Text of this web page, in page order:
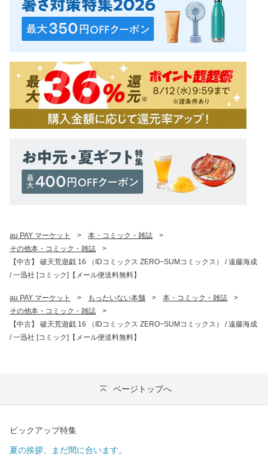
au PAY マーケット > 本・コミック・雑誌
>
その他本・コミック・雑誌
>
【中古】 破天荒遊戯 16 （IDコミックス ZERO−SUMコミックス） / 遠藤海成
/ 一迅社 [コミック]【メール便送料無料】
au PAY マーケット > もったいない本舗 > 本・コミック・雑誌
>
その他本・コミック・雑誌
>
【中古】 破天荒遊戯 16 （IDコミックス ZERO−SUMコミックス） / 遠藤海成
/ 一迅社 [コミック]【メール便送料無料】
ページトップへ
ピックアップ特集
夏の挨拶、まだ間に合います。